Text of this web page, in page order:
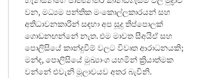
වන, මධ්‍යම පන්තික මංකොල්ලකාරයන් සහ
අතිධාවනකාරින් සඳහා අප සූදු තිප්පොලක්
ගොඩනඟන්නේ නැත. එම මාවත සීඅයිඒ සහ
පොලිසියේ කාන්දුවීම් වලට විවෘත ආරාධනයකි;
මන්ද, පොලිසියේ මුඛ්‍යාංග යහමින් ක්‍රියාත්මක
වන්නේ එවැනි මූලාවයව අතර බැවිනි.